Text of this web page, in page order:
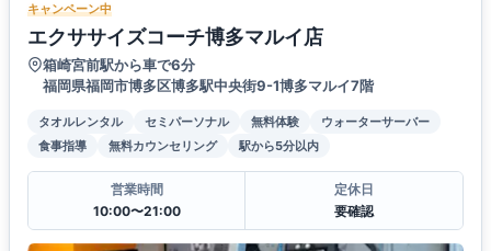
キャンペーン中
エクササイズコーチ博多マルイ店
箱崎宮前駅から車で6分
福岡県福岡市博多区博多駅中央街9-1博多マルイ7階
タオルレンタル セミパーソナル 無料体験
ウォーターサーバー
食事指導
無料カウンセリング 駅から5分以内
営業時間
10:00〜21:00
定休日
要確認